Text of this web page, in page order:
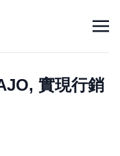
實現行銷